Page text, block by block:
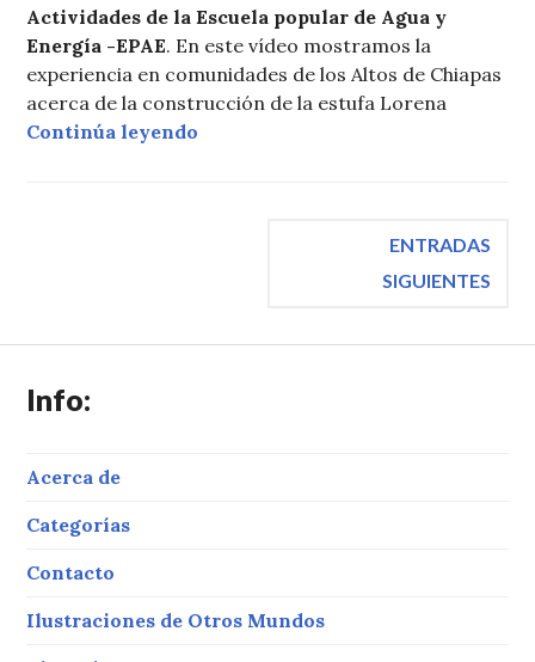
Actividades de la Escuela popular de Agua y
Energía -EPAE. En este vídeo mostramos la
experiencia en comunidades de los Altos de Chiapas
acerca de la construcción de la estufa Lorena
Continúa leyendo
entradas
ENTRADAS
SIGUIENTES
Info:
Acerca de
Categorías
Contacto
Ilustraciones de Otros Mundos